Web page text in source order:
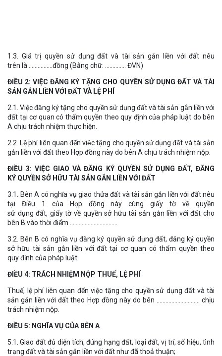
1.3. Giá trị quyền sử dụng đất và tài sản gắn liền với đất nêu
trên là …………….đồng (Bằng chữ: ………….. ĐVN)
ĐIỀU 2: VIỆC ĐĂNG KÝ TẶNG CHO QUYỀN SỬ DỤNG ĐẤT VÀ TÀI
SẢN GẮN LIỀN VỚI ĐẤT VÀ LỆ PHÍ
2.1. Việc đăng ký tặng cho quyền sử dụng đất và tài sản gắn liền với
đất tại cơ quan có thẩm quyền theo quy định của pháp luật do bên
A chịu trách nhiệm thực hiện.
2.2. Lệ phí liên quan đến việc tặng cho quyền sử dụng đất và tài sản
gắn liền với đất theo Hợp đồng này do bên A chịu trách nhiệm nộp.
ĐIỀU 3: VIỆC GIAO VÀ ĐĂNG KÝ QUYỀN SỬ DỤNG ĐẤT, ĐĂNG
KÝ QUYỀN SỞ HỮU TÀI SẢN GẮN LIỀN VỚI ĐẤT
3.1. Bên A có nghĩa vụ giao thửa đất và tài sản gắn liền với đất nêu
tại Điều 1 của Hợp đồng này cùng giấy tờ về quyền
sử dụng đất, giấy tờ về quyền sở hữu tài sản gắn liền với đất cho
bên B vào thời điểm …………………………..
3.2. Bên B có nghĩa vụ đăng ký quyền sử dụng đất, đăng ký quyền
sở hữu tài sản gắn liền với đất tại cơ quan có thẩm quyền theo
quy định của pháp luật.
ĐIỀU 4: TRÁCH NHIỆM NỘP THUẾ, LỆ PHÍ
Thuế, lệ phí liên quan đến việc tặng cho quyền sử dụng đất và tài
sản gắn liền với đất theo Hợp đồng này do bên ……………………….. chịu
trách nhiệm nộp.
ĐIỀU 5: NGHĨA VỤ CỦA BÊN A
5.1. Giao đất đủ diện tích, đúng hạng đất, loại đất, vị trí, số hiệu, tình
trạng đất và tài sản gắn liền với đất như đã thoả thuận;